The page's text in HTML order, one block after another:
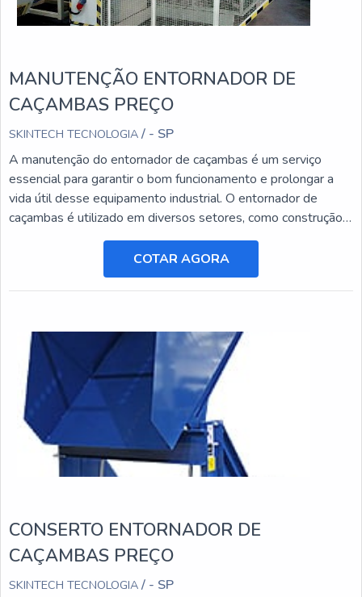
MANUTENÇÃO ENTORNADOR DE
CAÇAMBAS PREÇO
SKINTECH TECNOLOGIA / - SP
A manutenção do entornador de caçambas é um serviço
essencial para garantir o bom funcionamento e prolongar a
vida útil desse equipamento industrial. O entornador de
caçambas é utilizado em diversos setores, como construção
civil, mineração e agricultura, e está sujeito a desgastes e
danos ao longo do tempo.COTAR AGORA
CONSERTO ENTORNADOR DE
CAÇAMBAS PREÇO
SKINTECH TECNOLOGIA / - SP